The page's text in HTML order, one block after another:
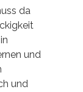
da
und
und